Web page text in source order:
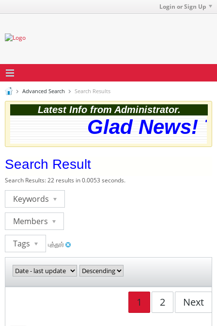
Login or Sign Up
Advanced Search Search Results
Latest Info from Administrator.
Glad News!
Search Result
Search Results:22 results in 0.0053 seconds.
Keywords
Members
Tags புத்தூர்
1 2 Next